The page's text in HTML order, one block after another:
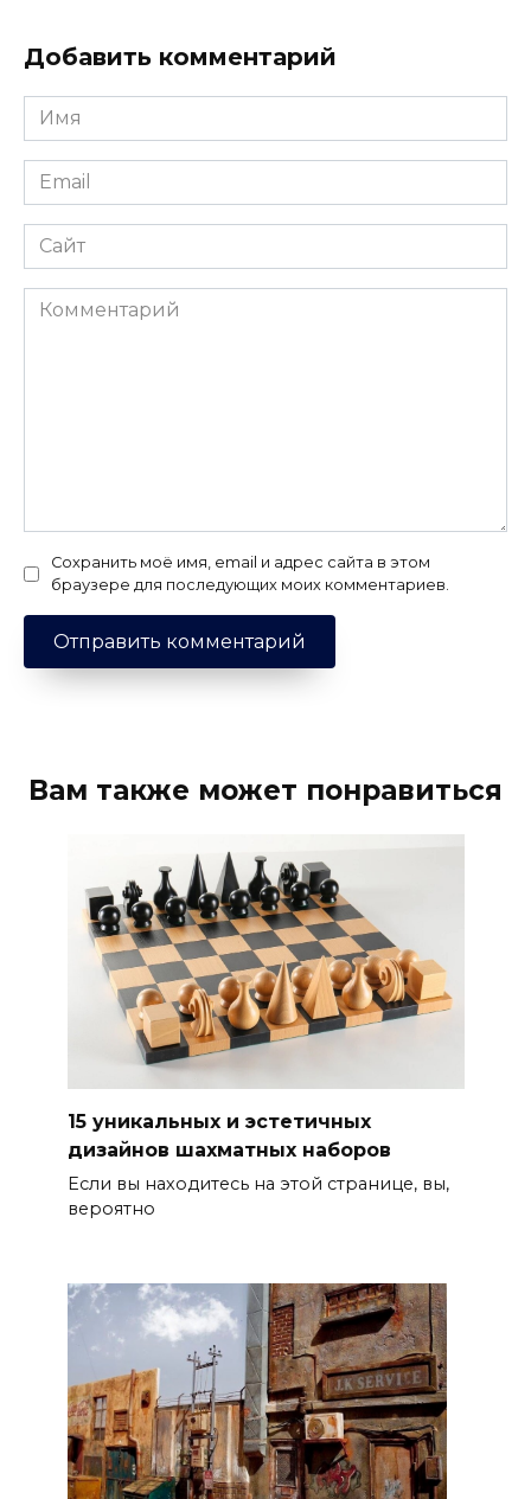
Добавить комментарий
Имя
*
Email
*
Сайт
Комментарий
Сохранить моё имя, email и адрес сайта в этом
браузере для последующих моих комментариев.
Вам также может понравиться
15 уникальных и эстетичных
дизайнов шахматных наборов
Если вы находитесь на этой странице, вы,
вероятно